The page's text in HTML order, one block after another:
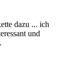
dazu ... ich
und